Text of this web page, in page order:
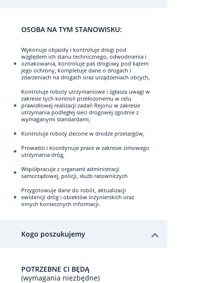
OSOBA NA TYM STANOWISKU:
Wykonuje objazdy i kontroluje drogi pod
względem ich stanu technicznego, odwodnienia i
oznakowania, kontroluje pas drogowy pod kątem
jego ochrony, kompletuje dane o drogach i
zdarzeniach na drogach oraz urządzeniach obcych,
Kontroluje roboty utrzymaniowe i zgłasza uwagi w
zakresie tych kontroli przełożonemu w celu
prawidłowej realizacji zadań Rejonu w zakresie
utrzymania podległej sieci drogowej zgodnie z
wymaganymi standardami,
Kontroluje roboty zlecone w drodze przetargów,
Prowadzi i koordynuje prace w zakresie zimowego
utrzymania dróg,
Współpracuje z organami administracji
samorządowej, policji, służb ratowniczych
Przygotowuje dane do robót, aktualizacji
ewidencji dróg i obiektów inżynierskich oraz
innych koniecznych informacji.
Kogo poszukujemy
POTRZEBNE CI BĘDĄ
(wymagania niezbędne)